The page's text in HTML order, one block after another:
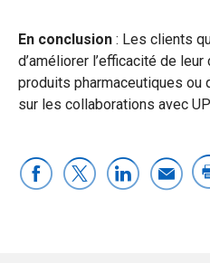
En conclusion : Les clients
d’améliorer l’efficacité de
produits pharmaceutiques ou
sur les collaborations avec